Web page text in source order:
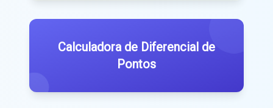
Calculadora de Diferencial de
Pontos